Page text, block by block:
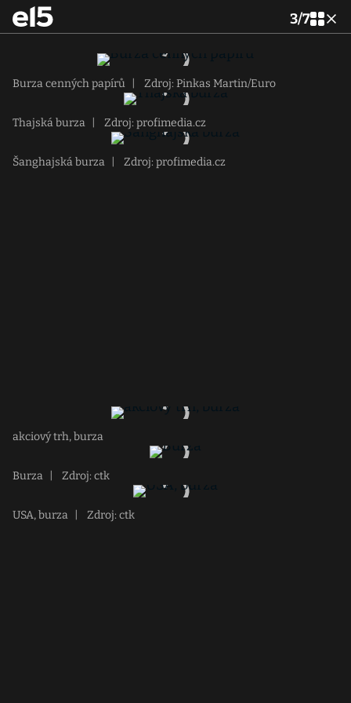
3/7
Burza cenných papírů Zdroj: Pinkas Martin/Euro
Thajská burza Zdroj: profimedia.cz
Šanghajská burza Zdroj: profimedia.cz
akciový trh, burza
Burza Zdroj: ctk
USA, burza Zdroj: ctk